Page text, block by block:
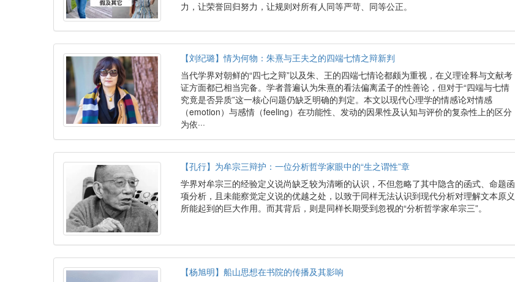
力，让荣誉回归努力，让规则对所有人同等严苛、同等公正。
【刘纪璐】情为何物：朱熹与王夫之的四端七情之辩新判
当代学界对朝鲜的“四七之辩”以及朱、王的四端七情论都颇为重视，在义理诠释与文献考
证方面都已相当完备。学者普遍认为朱熹的看法偏离孟子的性善论，但对于“四端与七情
究竟是否异质”这一核心问题仍缺乏明确的判定。本文以现代心理学的情感论对情感
（emotion）与感情（feeling）在功能性、发动的因果性及认知与评价的复杂性上的区分
为依···
【孔行】为牟宗三辩护：一位分析哲学家眼中的“生之谓性”章
学界对牟宗三的经验定义说尚缺乏较为清晰的认识，不但忽略了其中隐含的函式、命题函
项分析，且未能察觉定义说的优越之处，以致于同样无法认识到现代分析对理解文本原义
所能起到的巨大作用。而其背后，则是同样长期受到忽视的“分析哲学家牟宗三”。
【杨旭明】船山思想在书院的传播及其影响